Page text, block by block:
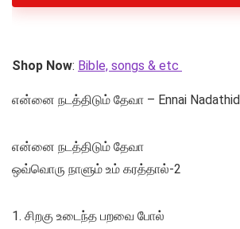
Shop Now: Bible, songs & etc
என்னை நடத்திடும் தேவா – Ennai
என்னை நடத்திடும் தேவா
ஒவ்வொரு நாளும் உம் கரத்தால்-2
1. சிறகு உடைந்த பறவை போல்